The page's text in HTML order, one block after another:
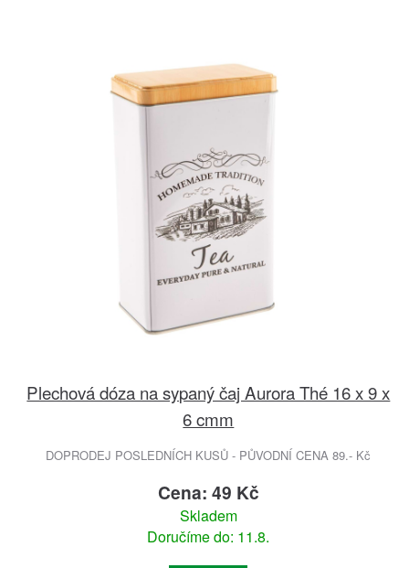
Plechová dóza na sypaný čaj Aurora Thé 16 x 9 x
6 cmm
DOPRODEJ POSLEDNÍCH KUSŮ - PŮVODNÍ CENA 89.- Kč
Cena: 49 Kč
Skladem
Doručíme do: 11.8.